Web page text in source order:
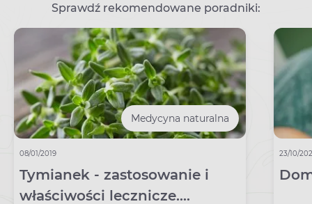
Sprawdź rekomendowane poradniki:
Medycyna naturalna
08/01/2019
Tymianek - zastosowanie i
właściwości lecznicze.
23/10/